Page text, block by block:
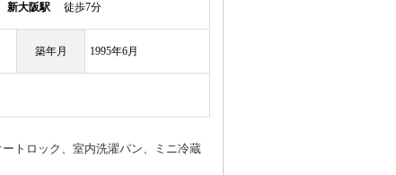
新大阪駅 徒歩7分
築年月 1995年6月
トロック、室内洗濯パン、ミニ冷蔵